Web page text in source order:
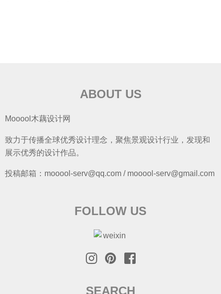
ABOUT US
Mooool木藕设计网
致力于传播全球优秀设计理念，聚焦景观设计行业，发现和
展示优秀的设计作品。
投稿邮箱：mooool-serv@qq.com / mooool-serv@gmail.com
FOLLOW US
SEARCH